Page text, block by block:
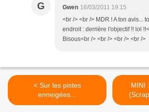
G Gwen 16/03/2011 19:15
<br /> <br /> MDR ! A ton avis...
endroit : derrière l'objectif !! lol
Bisous<br /> <br /> <br /> <br />
< Sur les pistes
enneigées...
MINI